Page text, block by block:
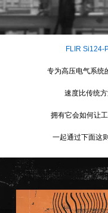
FLIR Si124-
专为高压电气系统
速度比传统方
拥有它会如何让工
一起通过下面这则